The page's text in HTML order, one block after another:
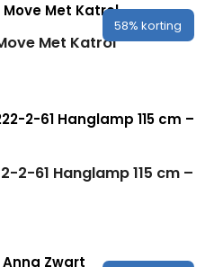
58% korting
Met Katrol
2-61 Hanglamp 115 cm –